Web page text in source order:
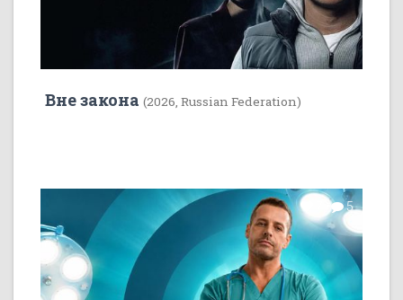
Вне закона (2026, Russian Federation)
7 5